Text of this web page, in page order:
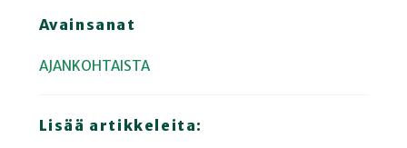
Avainsanat
AJANKOHTAISTA
Lisää artikkeleita: